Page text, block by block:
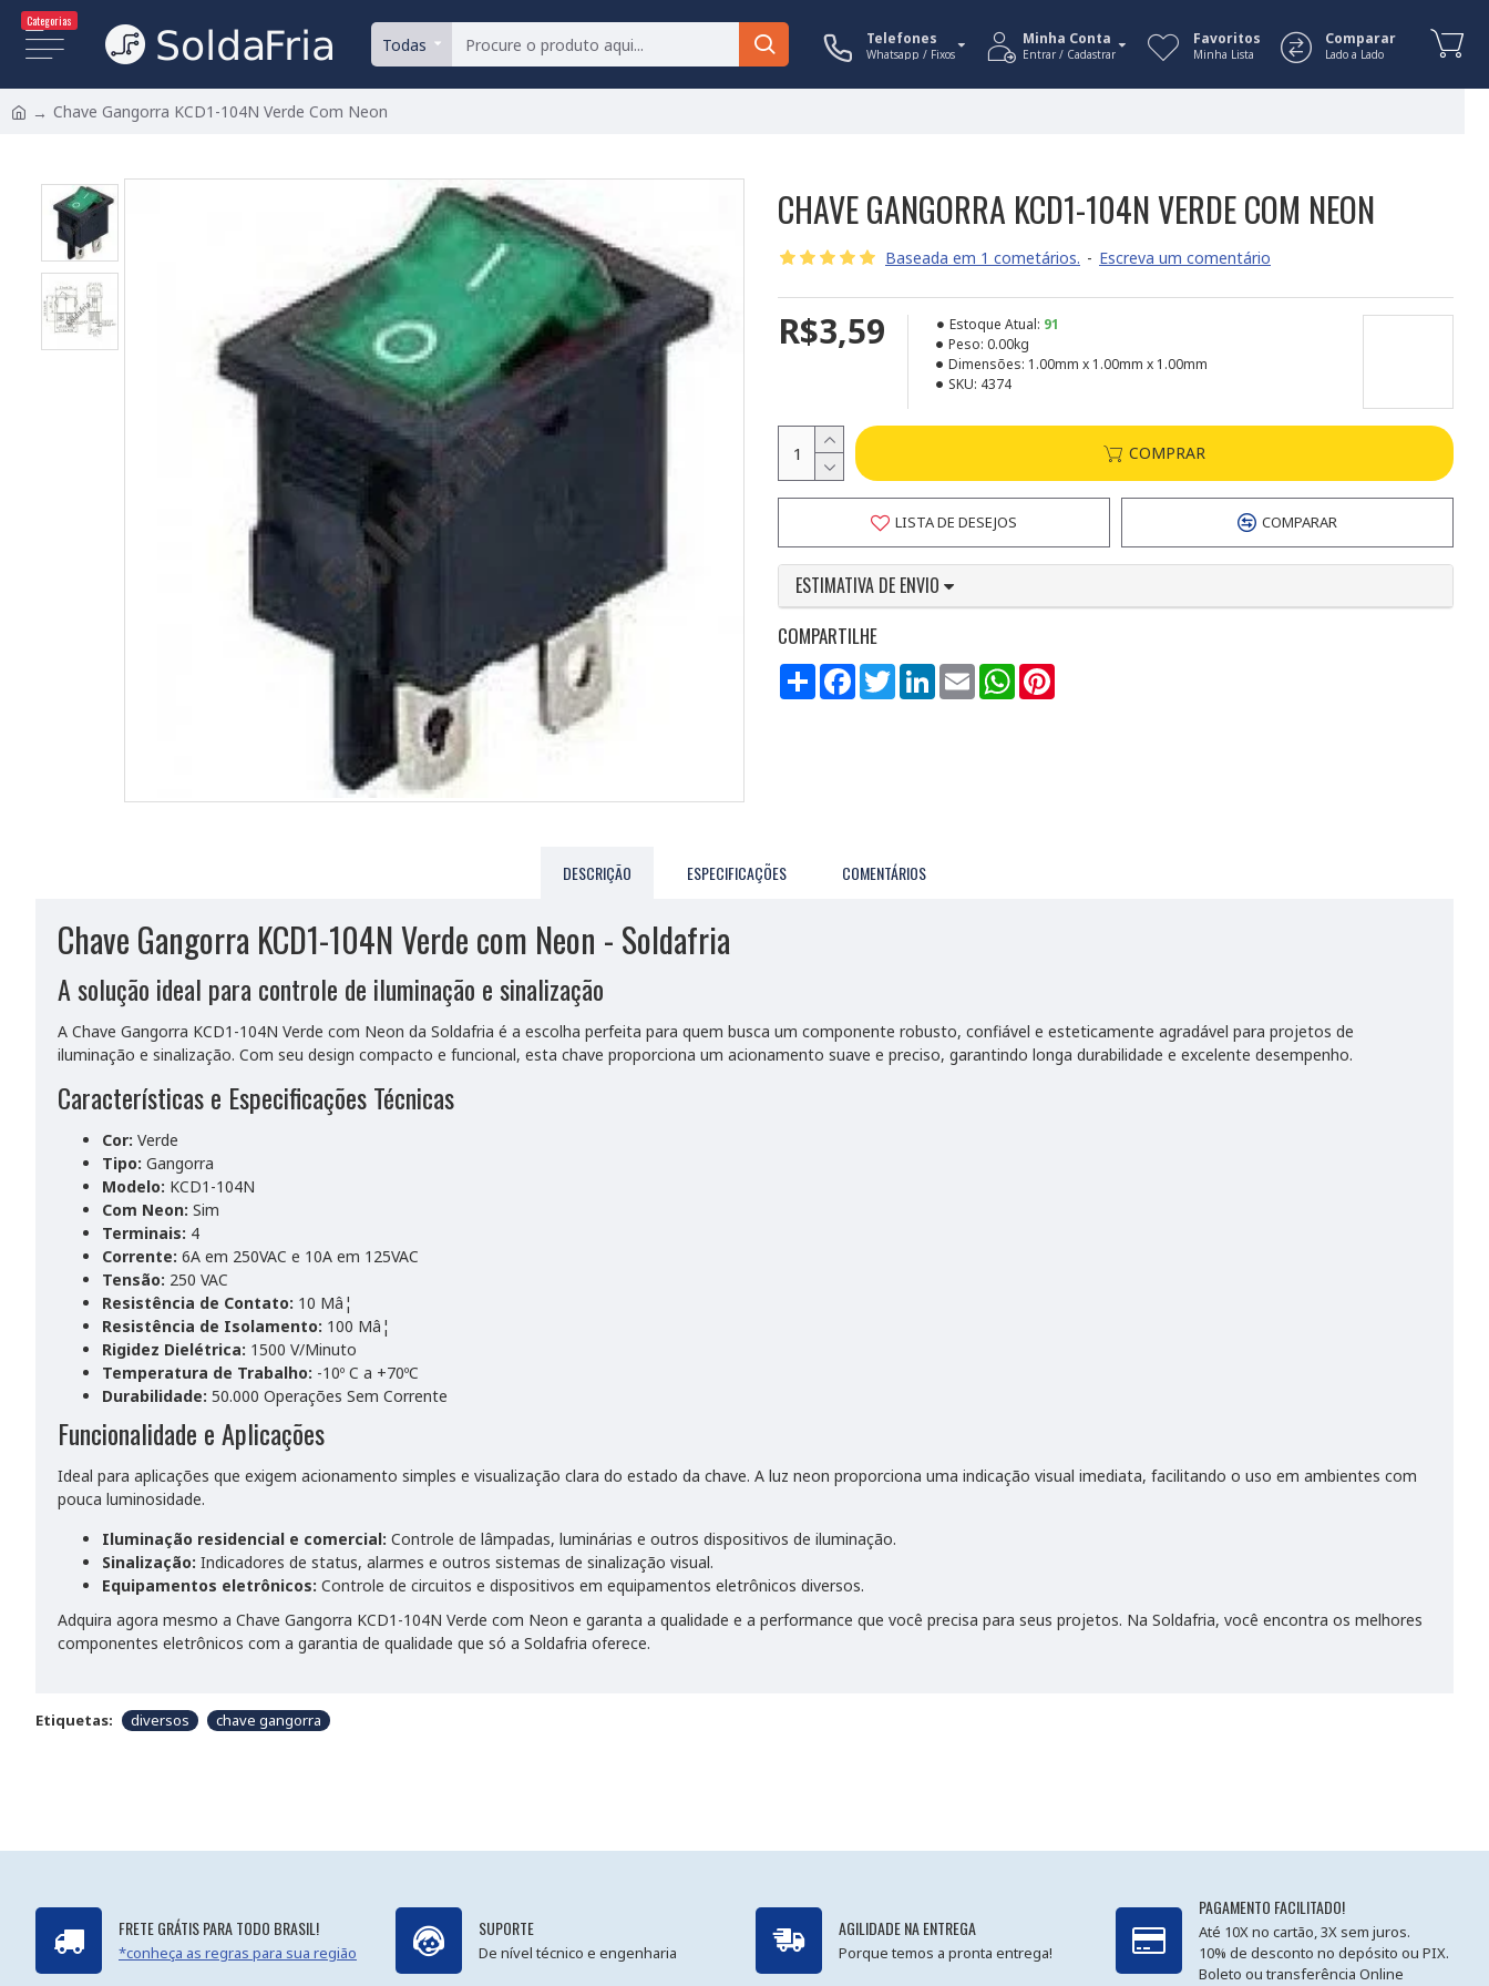
Categorias
Todas Telefones
Whatsapp / Fixos
Minha Conta
Entrar / Cadastrar
Favoritos
Minha Lista
Comparar
Lado a Lado
Chave Gangorra KCD1-104N Verde Com Neon
CHAVE GANGORRA KCD1-104N VERDE COM NEON
Baseada em 1 cometários. - Escreva um comentário
R$3,59 Estoque Atual: 91
Peso: 0.00kg
Dimensões: 1.00mm x 1.00mm x 1.00mm
SKU: 4374
COMPRAR
LISTA DE DESEJOS COMPARAR
ESTIMATIVA DE ENVIO
COMPARTILHE
Compartilhar
FacebookTwitterLinkedInEmail WhatsApp
DESCRIÇÃO ESPECIFICAÇÕES COMENTÁRIOS
Chave Gangorra KCD1-104N Verde com Neon - Soldafria
A solução ideal para controle de iluminação e sinalização
A Chave Gangorra KCD1-104N Verde com Neon da Soldafria é a escolha perfeita para quem busca um componente robusto, confiável e esteticamente agradável para projetos de
iluminação e sinalização. Com seu design compacto e funcional, esta chave proporciona um acionamento suave e preciso, garantindo longa durabilidade e excelente desempenho.
Características e Especificações Técnicas
Cor: Verde
Tipo: Gangorra
Modelo: KCD1-104N
Com Neon: Sim
Terminais: 4
Corrente: 6A em 250VAC e 10A em 125VAC
Tensão: 250 VAC
Resistência de Contato: 10 Mâ¦
Resistência de Isolamento: 100 Mâ¦
Rigidez Dielétrica: 1500 V/Minuto
Temperatura de Trabalho: -10º C a +70ºC
Durabilidade: 50.000 Operações Sem Corrente
Funcionalidade e Aplicações
Ideal para aplicações que exigem acionamento simples e visualização clara do estado da chave. A luz neon proporciona uma indicação visual imediata, facilitando o uso em ambientes com
pouca luminosidade.
Iluminação residencial e comercial: Controle de lâmpadas, luminárias e outros dispositivos de iluminação.
Sinalização: Indicadores de status, alarmes e outros sistemas de sinalização visual.
Equipamentos eletrônicos: Controle de circuitos e dispositivos em equipamentos eletrônicos diversos.
Adquira agora mesmo a Chave Gangorra KCD1-104N Verde com Neon e garanta a qualidade e a performance que você precisa para seus projetos. Na Soldafria, você encontra os melhores
componentes eletrônicos com a garantia de qualidade que só a Soldafria oferece.
Etiquetas: diversos chave gangorra
FRETE GRÁTIS PARA TODO BRASIL!
*conheça as regras para sua região
SUPORTE
De nível técnico e engenharia
AGILIDADE NA ENTREGA
Porque temos a pronta entrega!
PAGAMENTO FACILITADO!
Até 10X no cartão, 3X sem juros.
10% de desconto no depósito ou PIX.
Boleto ou transferência Online